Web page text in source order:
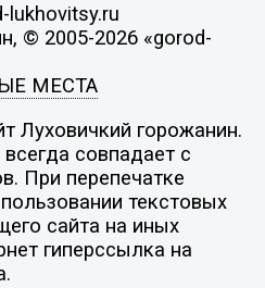
lukhovitsy.ru
© 2005-2026 «gorod-
МЕСТА
Луховичкий горожанин.
совпадает с
При перепечатке
текстовых
сайта на иных
гиперссылка на